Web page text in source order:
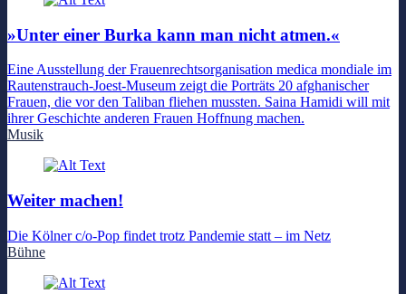
»Unter einer Burka kann man nicht atmen.«
Eine Ausstellung der Frauenrechtsorganisation medica mondiale im
Rautenstrauch-Joest-Museum zeigt die Porträts 20 afghanischer
Frauen, die vor den Taliban fliehen mussten. Saina Hamidi will mit
ihrer Geschichte anderen Frauen Hoffnung machen.
Musik
Weiter machen!
Die Kölner c/o-Pop findet trotz Pandemie statt – im Netz
Bühne